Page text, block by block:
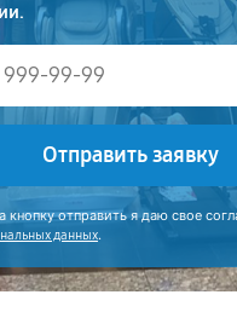
Отправить заявку
кнопку отправить я даю свое
данных.